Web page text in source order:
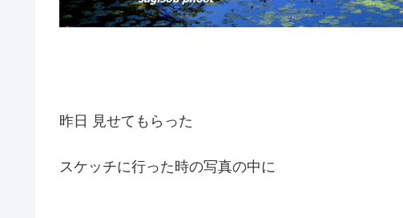
昨日 見せてもらった
スケッチに行った時の写真の中に